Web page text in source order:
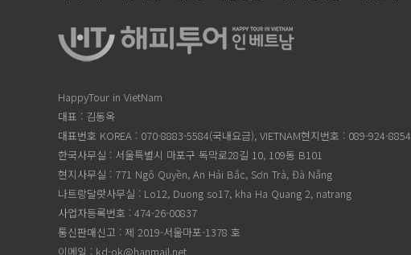
HappyTour in VietNam
대표 : 김동옥
대표번호 KOREA : 070-8883-5584(국내요금), VIETNAM현지번호 : 089-924-8854
한국사무실 : 서울특별시 마포구 독막로28길 10, 109동 B101
현지사무실 : 771 Ngô Quyền, An Hải Bắc, Sơn Trà, Đà Nẵng
나트랑달랏사무실 : Lo12, Duong so17, kha Ha Quang 2, natrang
사업자등록번호 : 474-26-00837
통신판매신고 : 제 2019-서울마포-1378 호
이메일 : kd-ok@hanmail.net